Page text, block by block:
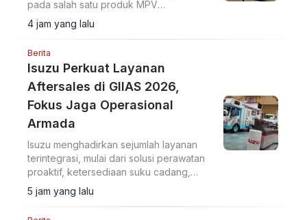
pada salah satu produk MPV
andalannya, Avanza.
4 jam yang lalu
Berita
Isuzu Perkuat Layanan
Aftersales di GIIAS 2026,
Fokus Jaga Operasional
Armada
Isuzu menghadirkan sejumlah layanan
terintegrasi, mulai dari solusi perawatan
proaktif, ketersediaan suku cadang,
perluasan jaringan layanan, hingga
pemanfaatan teknologi.
5 jam yang lalu